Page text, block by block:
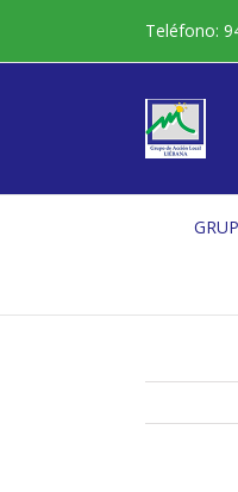
contenido
Teléfono: